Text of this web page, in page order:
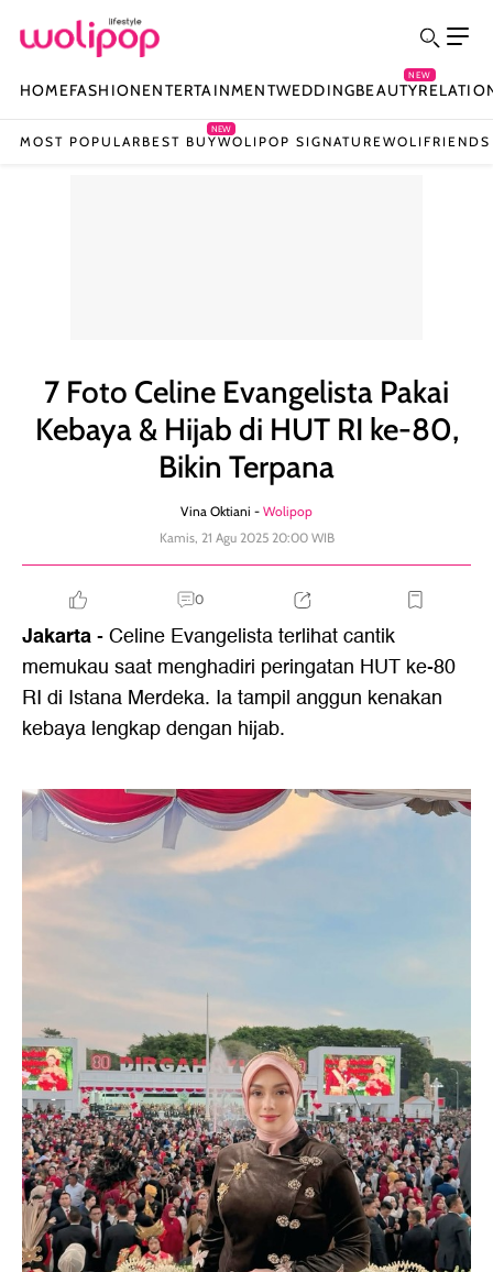
HOMEFASHIONENTERTAINMENTWEDDINGBEAUTY
NEW
MOST POPULAR BEST BUY
NEW
WOLIPOP SIGNATUREWOLIFRIENDS
7 Foto Celine Evangelista Pakai
Kebaya & Hijab di HUT RI ke-80,
Bikin Terpana
Vina Oktiani - Wolipop
Kamis, 21 Agu 2025 20:00 WIB
0
Jakarta- Celine Evangelista terlihat cantik
memukau saat menghadiri peringatan HUT ke-80
RI di Istana Merdeka. Ia tampil anggun kenakan
kebaya lengkap dengan hijab.